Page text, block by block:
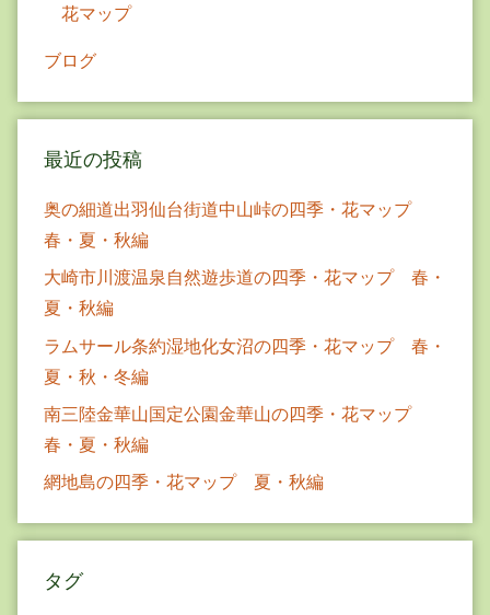
花マップ
ブログ
最近の投稿
奥の細道出羽仙台街道中山峠の四季・花マップ
春・夏・秋編
大崎市川渡温泉自然遊歩道の四季・花マップ 春・
夏・秋編
ラムサール条約湿地化女沼の四季・花マップ 春・
夏・秋・冬編
南三陸金華山国定公園金華山の四季・花マップ
春・夏・秋編
網地島の四季・花マップ 夏・秋編
タグ